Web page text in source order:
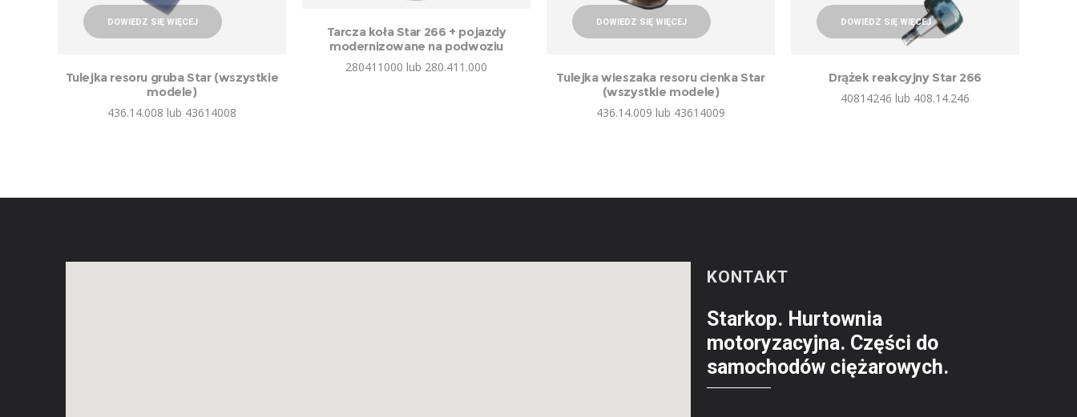
DOWIEDZ SIĘ WIĘCEJ
Tulejka resoru gruba Star (wszystkie
modele)
436.14.008 lub 43614008
Tarcza koła Star 266 + pojazdy
modernizowane na podwoziu
280411000 lub 280.411.000
DOWIEDZ SIĘ WIĘCEJ
Tulejka wieszaka resoru cienka Star
(wszystkie modele)
436.14.009 lub 43614009
DOWIEDZ SIĘ WIĘCEJ
Drążek reakcyjny Star 266
40814246 lub 408.14.246
KONTAKT
Starkop. Hurtownia
motoryzacyjna. Części do
samochodów ciężarowych.